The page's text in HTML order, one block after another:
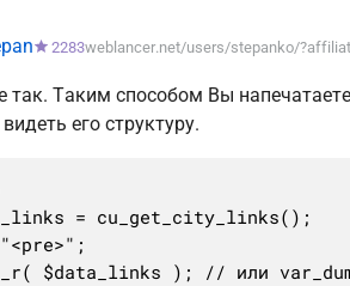
2283weblancer.net/users/stepanko/
так. Таким способом Вы
его структуру.
= cu_get_city_links();
$data_links ); // или